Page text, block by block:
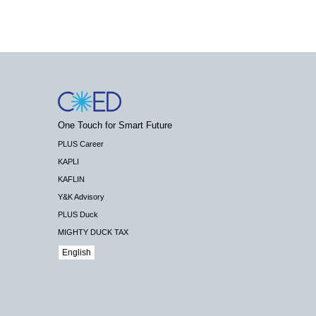
One Touch for Smart Future
PLUS Career
KAPLI
KAFLIN
Y&K Advisory
PLUS Duck
MIGHTY DUCK TAX
English